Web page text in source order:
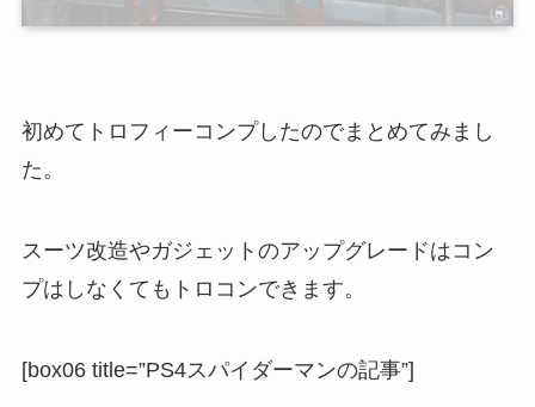
初めてトロフィーコンプしたのでまとめてみまし
た。
スーツ改造やガジェットのアップグレードはコン
プはしなくてもトロコンできます。
[box06 title=”PS4スパイダーマンの記事”]